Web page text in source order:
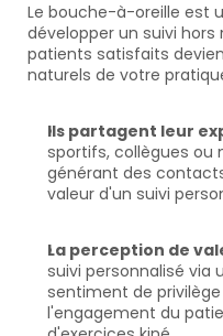
Le bouche-à-oreille est
développer un suivi hors
patients satisfaits
naturels de votre
Ils partagent leur
sportifs, collègues ou
générant des
valeur d'un suivi
La perception de
suivi personnalisé via
sentiment de
l'engagement du